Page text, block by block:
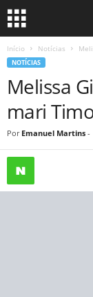
Início Notícias
NOTÍCIAS
Melissa
mari
Por Emanuel Martins -